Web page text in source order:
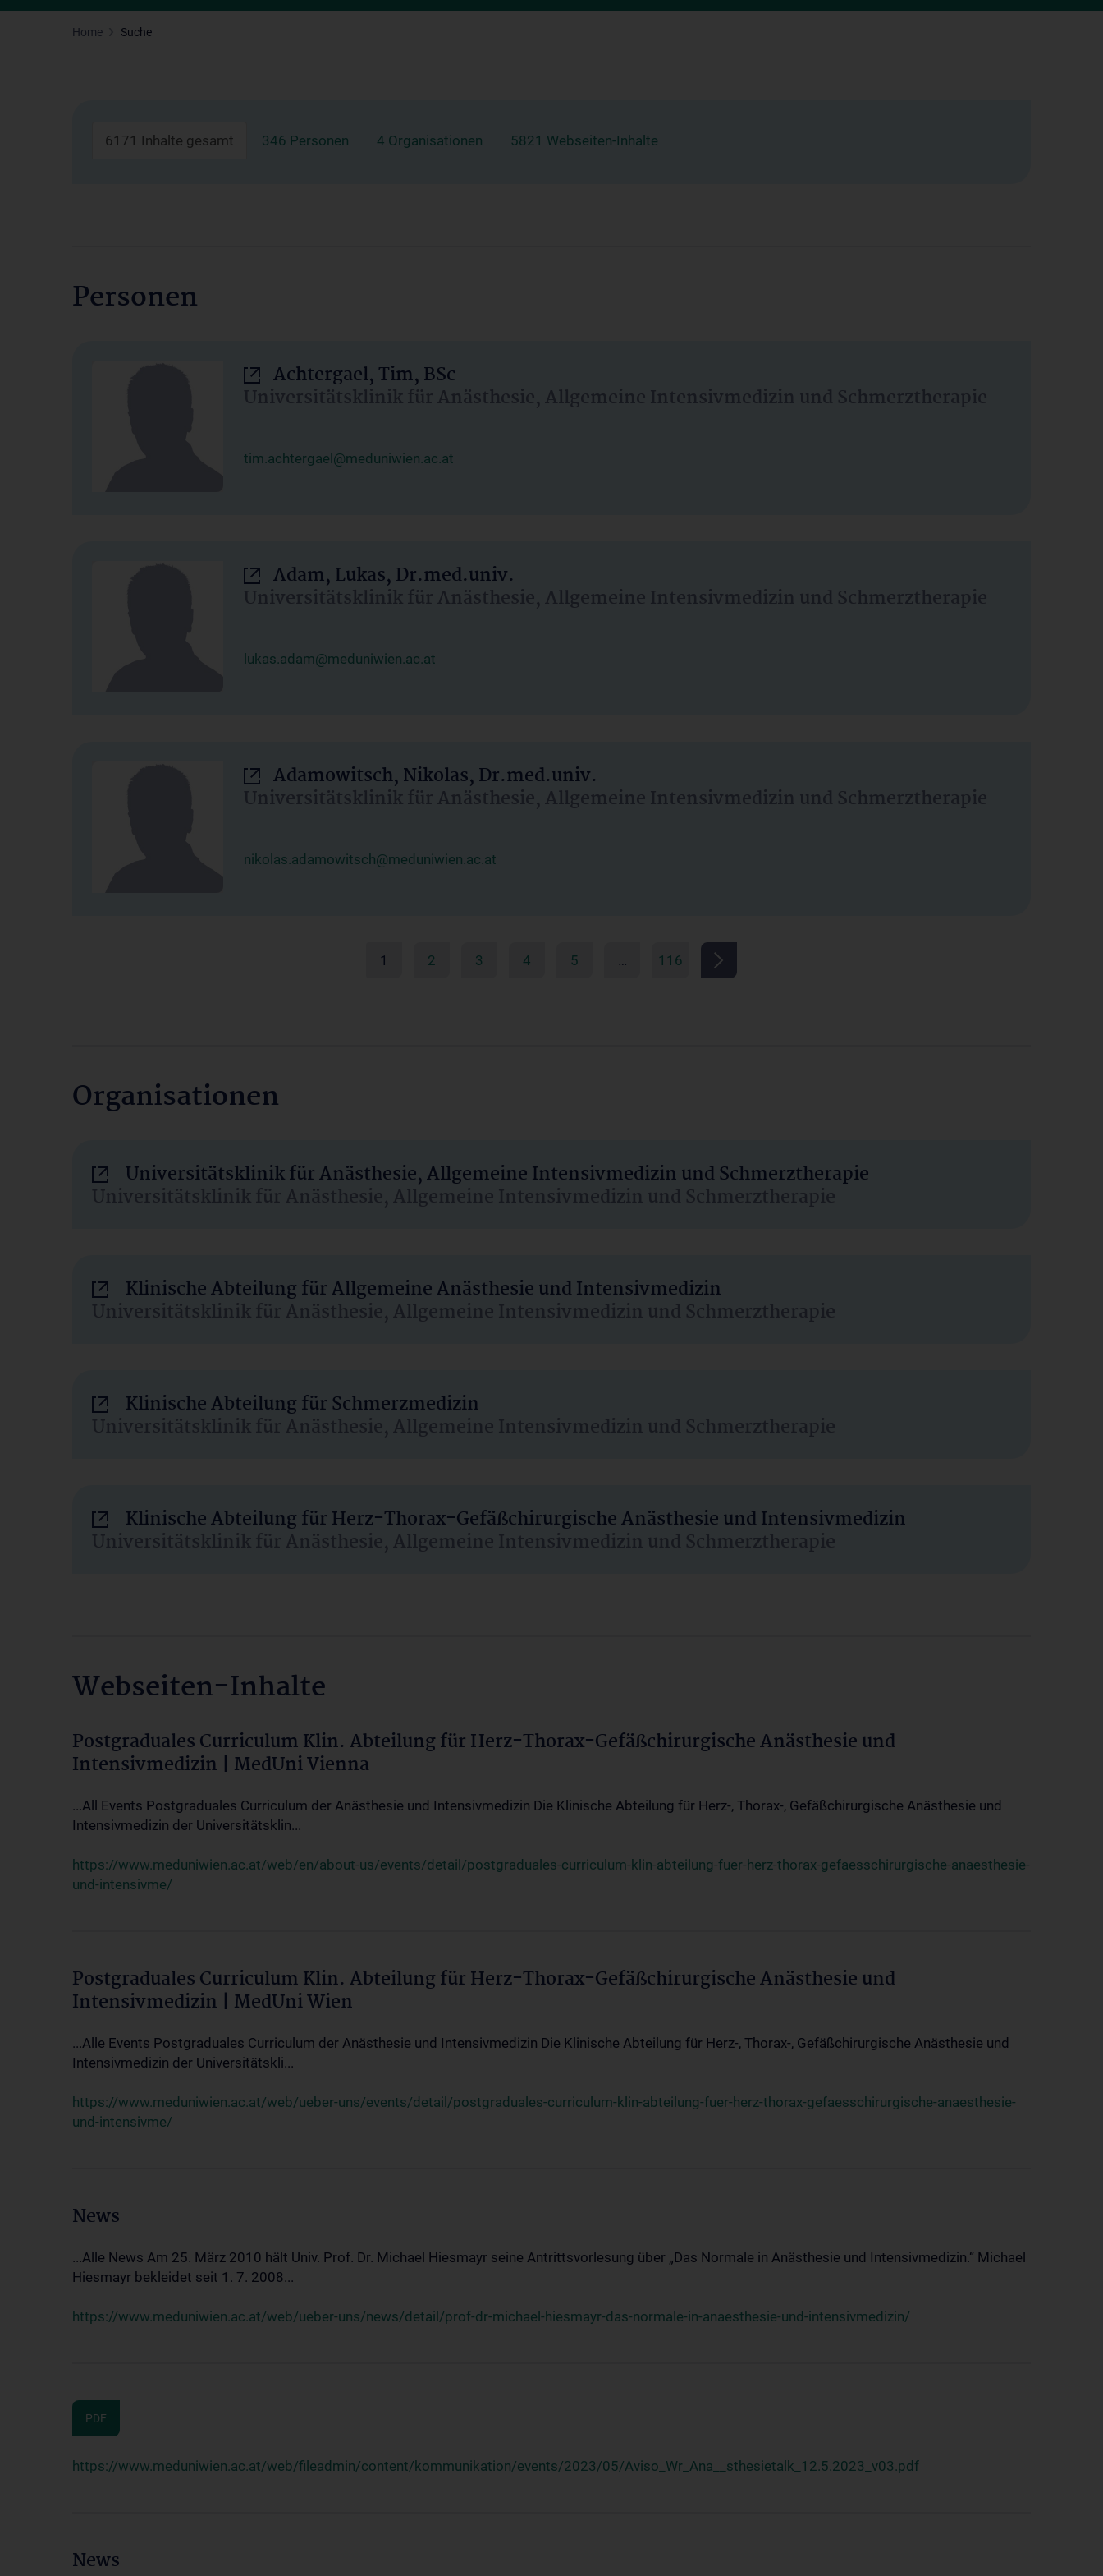
Home Suche
6171 Inhalte gesamt 346 Personen 4 Organisationen 5821 Webseiten-Inhalte
Personen
Achtergael, Tim, BSc
Universitätsklinik für Anästhesie, Allgemeine Intensivmedizin und Schmerztherapie
tim.achtergael@meduniwien.ac.at
Adam, Lukas, Dr.med.univ.
Universitätsklinik für Anästhesie, Allgemeine Intensivmedizin und Schmerztherapie
lukas.adam@meduniwien.ac.at
Adamowitsch, Nikolas, Dr.med.univ.
Universitätsklinik für Anästhesie, Allgemeine Intensivmedizin und Schmerztherapie
nikolas.adamowitsch@meduniwien.ac.at
1 2 3 4 5 … 116
Organisationen
Universitätsklinik für Anästhesie, Allgemeine Intensivmedizin und Schmerztherapie
Universitätsklinik für Anästhesie, Allgemeine Intensivmedizin und Schmerztherapie
Klinische Abteilung für Allgemeine Anästhesie und Intensivmedizin
Universitätsklinik für Anästhesie, Allgemeine Intensivmedizin und Schmerztherapie
Klinische Abteilung für Schmerzmedizin
Universitätsklinik für Anästhesie, Allgemeine Intensivmedizin und Schmerztherapie
Klinische Abteilung für Herz-Thorax-Gefäßchirurgische Anästhesie und Intensivmedizin
Universitätsklinik für Anästhesie, Allgemeine Intensivmedizin und Schmerztherapie
Webseiten-Inhalte
Postgraduales Curriculum Klin. Abteilung für Herz-Thorax-Gefäßchirurgische Anästhesie und
Intensivmedizin | MedUni Vienna
...All Events Postgraduales Curriculum der Anästhesie und Intensivmedizin Die Klinische Abteilung für Herz-, Thorax-, Gefäßchirurgische Anästhesie und
Intensivmedizin der Universitätsklin...
https://www.meduniwien.ac.at/web/en/about-us/events/detail/postgraduales-curriculum-klin-abteilung-fuer-herz-thorax-gefaesschirurgische-anaesthesie-
und-intensivme/
Postgraduales Curriculum Klin. Abteilung für Herz-Thorax-Gefäßchirurgische Anästhesie und
Intensivmedizin | MedUni Wien
...Alle Events Postgraduales Curriculum der Anästhesie und Intensivmedizin Die Klinische Abteilung für Herz-, Thorax-, Gefäßchirurgische Anästhesie und
Intensivmedizin der Universitätskli...
https://www.meduniwien.ac.at/web/ueber-uns/events/detail/postgraduales-curriculum-klin-abteilung-fuer-herz-thorax-gefaesschirurgische-anaesthesie-
und-intensivme/
News
...Alle News Am 25. März 2010 hält Univ. Prof. Dr. Michael Hiesmayr seine Antrittsvorlesung über „Das Normale in Anästhesie und Intensivmedizin.“ Michael
Hiesmayr bekleidet seit 1. 7. 2008...
https://www.meduniwien.ac.at/web/ueber-uns/news/detail/prof-dr-michael-hiesmayr-das-normale-in-anaesthesie-und-intensivmedizin/
PDF
https://www.meduniwien.ac.at/web/fileadmin/content/kommunikation/events/2023/05/Aviso_Wr_Ana__sthesietalk_12.5.2023_v03.pdf
News